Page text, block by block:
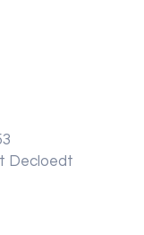
Decloedt